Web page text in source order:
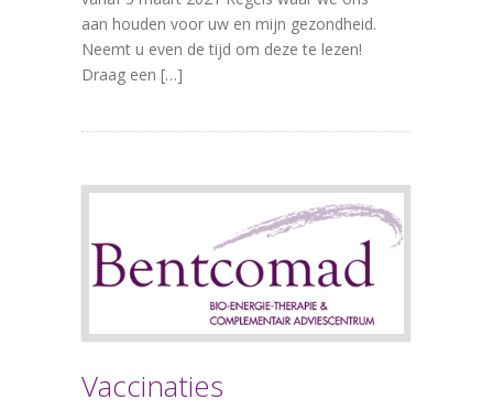
aan houden voor uw en mijn gezondheid.
Neemt u even de tijd om deze te lezen!
Draag een […]
Vaccinaties